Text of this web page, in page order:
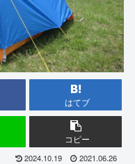
はてブ
コピー
2024.10.19 2021.06.26